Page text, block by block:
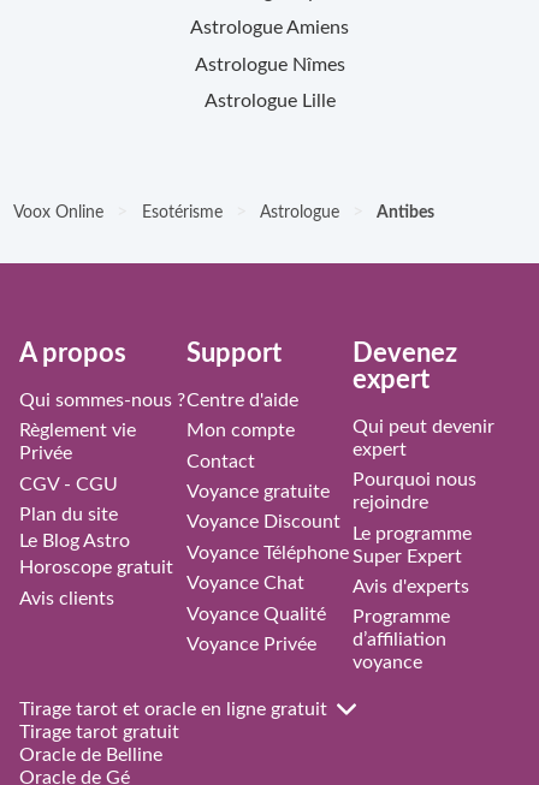
AstrologueAmiens
Astrologue Nîmes
Astrologue Lille
Voox Online Esotérisme Astrologue Antibes
À propos
Qui sommes-nous ?
Règlement vie
Privée
CGV - CGU
Plan du site
Le Blog Astro
Horoscope gratuit
Avis clients
Support
Centre d'aide
Mon compte
Contact
Voyance gratuite
Voyance Discount
Voyance Téléphone
Voyance Chat
Voyance Qualité
Voyance Privée
Devenez
expert
Qui peut devenir
expert
Pourquoi nous
rejoindre
Le programme
Super Expert
Avis d'experts
Programme
d’affiliation
voyance
Tirage tarot et oracle en ligne gratuit
Tirage tarot gratuit
Oracle de Belline
Oracle de Gé